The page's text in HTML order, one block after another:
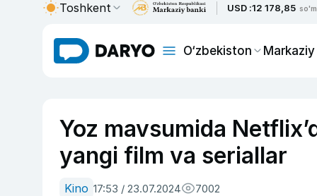
Toshkent USD :12 178,85 so'm
O‘zbekiston
Yoz mavsumida
yangi film va seriallar
Kino 17:53 / 23.07.2024 7002